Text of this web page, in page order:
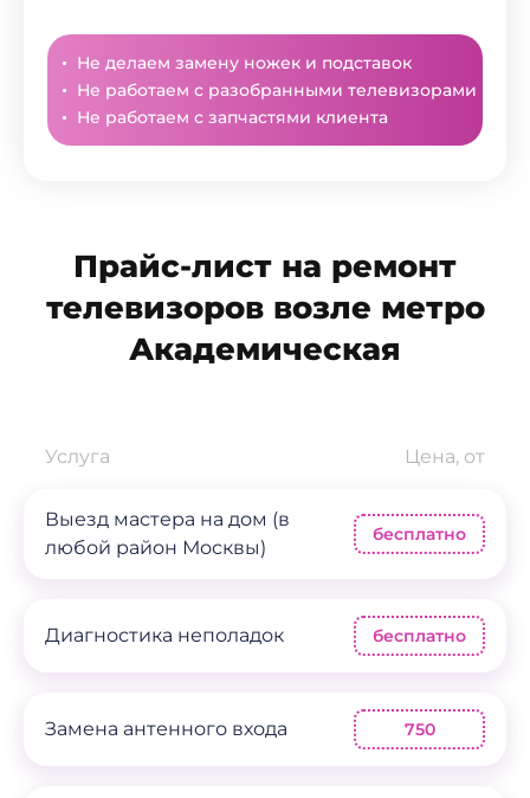
Не делаем замену ножек и подставок
Не работаем с разобранными телевизорами
Не работаем с запчастями клиента
Прайс-лист на ремонт
телевизоров возле метро
Академическая
Услуга Цена, от
Выезд мастера на дом (в
любой район Москвы)
бесплатно
Диагностика неполадок бесплатно
Замена антенного входа 750